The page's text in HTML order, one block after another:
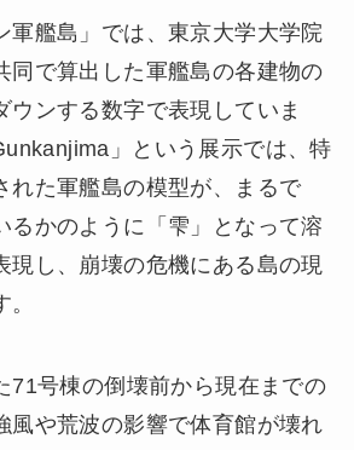
軍艦島」では、東京大学大学院
同で算出した軍艦島の各建物の
ウンする数字で表現していま
」という展示では、特
れた軍艦島の模型が、まるで
るかのように「雫」となって溶
現し、崩壊の危機にある島の現
71号棟の倒壊前から現在までの
風や荒波の影響で体育館が壊れ